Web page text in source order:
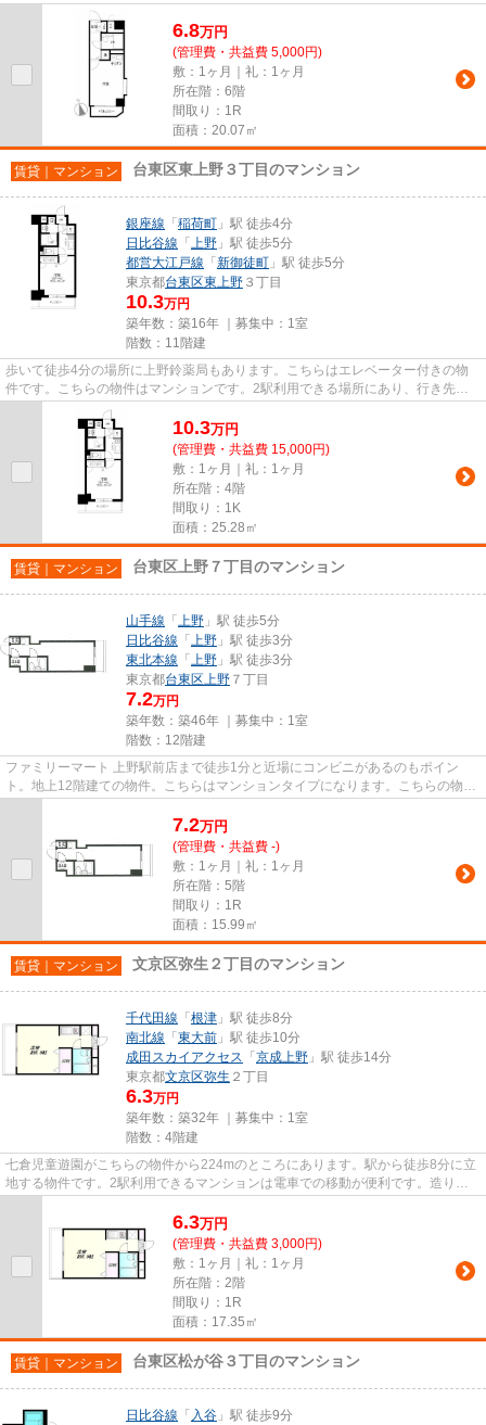
物件の骨組みを守るのにも役立...
6.8万円
(管理費・共益費 5,000円)
敷：1ヶ月｜礼：1ヶ月
所在階：6階
間取り：1R
面積：20.07㎡
賃貸｜マンション 台東区東上野３丁目のマンション
銀座線 「 稲荷町 」駅 徒歩4分
日比谷線 「 上野 」駅 徒歩5分
都営大江戸線 「 新御徒町 」駅 徒歩5分
東京都台東区東上野 ３丁目
10.3万円
築年数：築16年 ｜募集中： 1室
階数：11階建
歩いて徒歩4分の場所に上野鈴薬局もあります。こちらはエレベーター付きの物
件です。こちらの物件はマンションです。2駅利用できる場所にあり、行き先に
合わせて使い分けができます。...
10.3万円
(管理費・共益費 15,000円)
敷：1ヶ月｜礼：1ヶ月
所在階：4階
間取り：1K
面積：25.28㎡
賃貸｜マンション 台東区上野７丁目のマンション
山手線 「 上野 」駅 徒歩5分
日比谷線 「 上野 」駅 徒歩3分
東北本線 「 上野 」駅 徒歩3分
東京都台東区上野 ７丁目
7.2万円
築年数：築46年 ｜募集中： 1室
階数：12階建
ファミリーマート 上野駅前店まで徒歩1分と近場にコンビニがあるのもポイン
ト。地上12階建ての物件。こちらはマンションタイプになります。こちらの物件
7.2万円
(管理費・共益費 -)
敷：1ヶ月｜礼：1ヶ月
所在階：5階
間取り：1R
面積：15.99㎡
賃貸｜マンション 文京区弥生２丁目のマンション
千代田線 「 根津 」駅 徒歩8分
南北線 「 東大前 」駅 徒歩10分
成田スカイアクセス 「 京成上野 」駅 徒歩14分
東京都文京区弥生 ２丁目
6.3万円
築年数：築32年 ｜募集中： 1室
階数：4階建
七倉児童遊園がこちらの物件から224mのところにあります。駅から徒歩8分に立
地する物件です。2駅利用できるマンションは電車での移動が便利です。造りと
6.3万円
(管理費・共益費 3,000円)
敷：1ヶ月｜礼：1ヶ月
所在階：2階
間取り：1R
面積：17.35㎡
賃貸｜マンション 台東区松が谷３丁目のマンション
日比谷線 「 入谷 」駅 徒歩9分